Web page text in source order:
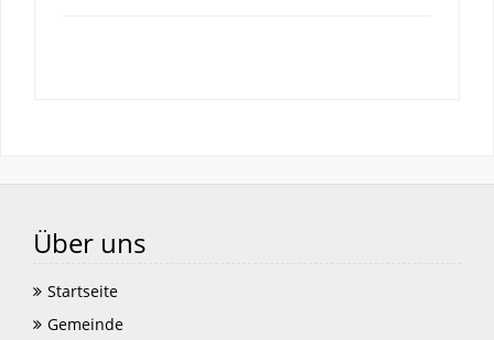
Über uns
Startseite
Gemeinde